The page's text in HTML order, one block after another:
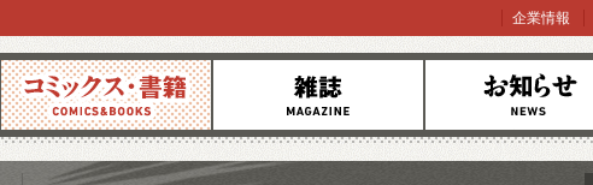
コミックス 雑誌 お知らせ
企業情報